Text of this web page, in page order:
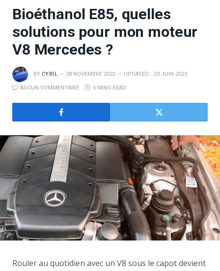
Bioéthanol E85, quelles
solutions pour mon moteur
V8 Mercedes ?
BY CYRIL 28 NOVEMBRE 2022 UPDATED: 23 JUIN 2023
AUCUN COMMENTAIRE 6 MINS READ
Rouler au quotidien avec un V8 sous le capot devient